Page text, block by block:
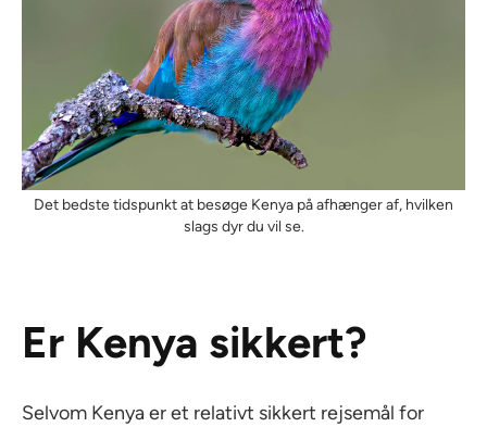
Det bedste tidspunkt at besøge Kenya på afhænger af, hvilken
slags dyr du vil se.
Er Kenya sikkert?
Selvom Kenya er et relativt sikkert rejsemål for